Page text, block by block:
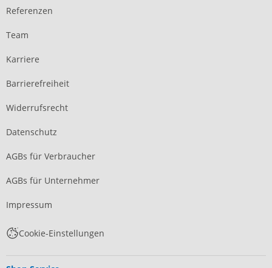
Referenzen
Team
Karriere
Barrierefreiheit
Widerrufsrecht
Datenschutz
AGBs für Verbraucher
AGBs für Unternehmer
Impressum
Cookie-Einstellungen